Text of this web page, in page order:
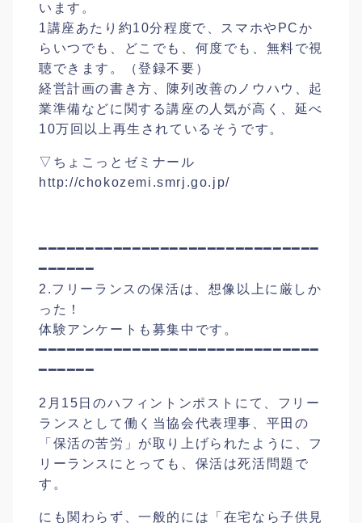
います。
1講座あたり約10分程度で、スマホやPCか
らいつでも、どこでも、何度でも、無料で視
聴できます。（登録不要）
経営計画の書き方、陳列改善のノウハウ、起
業準備などに関する講座の人気が高く、延べ
10万回以上再生されているそうです。
▽ちょこっとゼミナール
http://chokozemi.smrj.go.jp/
━━━━━━━━━━━━━━━━━━━━━━━━━━━━━━
━━━━━━
2.フリーランスの保活は、想像以上に厳しか
った！
体験アンケートも募集中です。
━━━━━━━━━━━━━━━━━━━━━━━━━━━━━━
━━━━━━
2月15日のハフィントンポストにて、フリー
ランスとして働く当協会代表理事、平田の
「保活の苦労」が取り上げられたように、フ
リーランスにとっても、保活は死活問題で
す。
にも関わらず、一般的には「在宅なら子供見